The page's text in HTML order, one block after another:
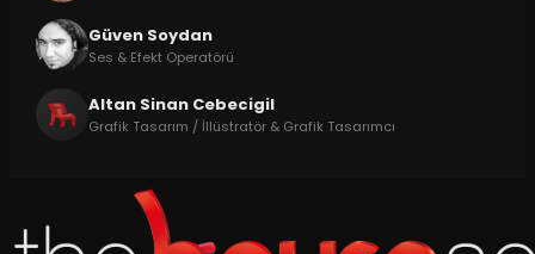
Güven Soydan
Ses & Efekt Operatörü
Altan Sinan Cebecigil
Grafik Tasarım / İllüstratör & Grafik Tasarımcı